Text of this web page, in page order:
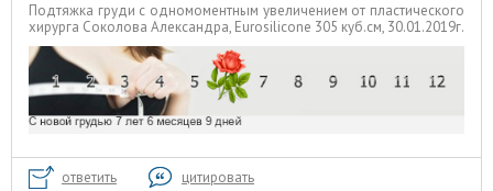
Подтяжка груди с одномоментным увеличением от пластического
хирурга Соколова Александра, Eurosilicone 305 куб.см, 30.01.2019г.
ответить цитировать